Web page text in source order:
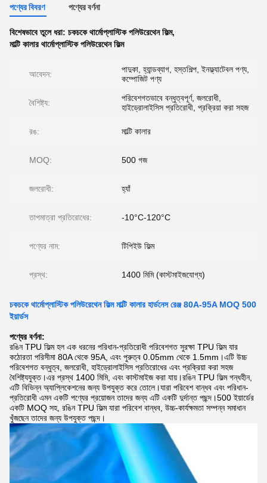
পণ্যের বিবরণ পণ্যের বর্ণনা
বিশেষভাবে তুলে ধরা: চকচকে থার্মোপ্লাস্টিক পলিউরেথেন ফিল্ম,
মাল্টি কালার থার্মোপ্লাস্টিক পলিউরেথেন ফিল্ম
আবেদন:
পাদুকা, হ্যান্ডব্যাগ, হস্তশিল্প, ইনফ্ল্যাটেবল পণ্য,
কম্পোজিট পণ্য
বৈশিষ্ট্য:
পরিবেশগতভাবে বন্ধুত্বপূর্ণ, জলরোধী,
হাইড্রোলাইসিস প্রতিরোধী, প্রক্রিয়া করা সহজ
রঙ: মাল্টি কালার
MOQ: 500 গজ
জলরোধী: হ্যাঁ
তাপমাত্রা প্রতিরোধের: -10°C-120°C
পণ্যের নাম: টিপিইউ ফিল্ম
প্রস্থ: 1400 মিমি (কাস্টমাইজযোগ্য)
চকচকে থার্মোপ্লাস্টিক পলিউরেথেন ফিল্ম মাল্টি কালার হার্ডনেস রেঞ্জ 80A-95A MOQ 500
ইয়ার্ডস
পণ্যের বর্ণনা:
রঙিন TPU ফিল্ম হল এক ধরনের পরিধান-প্রতিরোধী পরিবেশগত সুরক্ষা TPU ফিল্ম যার
কঠোরতা পরিসীমা 80A থেকে 95A, এবং পুরুত্ব 0.05mm থেকে 1.5mm।এটি উচ্চ
পরিবেশগত বন্ধুত্ব, জলরোধী, হাইড্রোলাইসিস প্রতিরোধের এবং প্রক্রিয়া করা সহজ
বৈশিষ্ট্যযুক্ত।এর প্রস্থ 1400 মিমি, এবং কাস্টমাইজ করা যায়।রঙিন TPU ফিল্ম গন্ধহীন,
এটি বিভিন্ন অ্যাপ্লিকেশনের জন্য উপযুক্ত করে তোলে।যারা পরিবেশ বান্ধব এবং পরিধান-
প্রতিরোধী এমন একটি পণ্যের প্রয়োজন তাদের জন্য এটি একটি দুর্দান্ত পছন্দ।500 ইয়ার্ডের
একটি MOQ সহ, রঙিন TPU ফিল্ম যারা পরিবেশ বান্ধব, উচ্চ-কার্যক্ষমতা সম্পন্ন সমাধান
খুঁজছেন তাদের জন্য উপযুক্ত পছন্দ।